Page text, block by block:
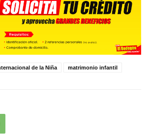
de la Niña matrimonio infantil